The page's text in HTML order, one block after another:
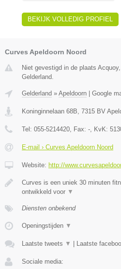
BEKIJK VOLLEDIG PROFIEL
Curves Apeldoorn Noord
Niet gevestigd in de plaats
Gelderland.
Gelderland » Apeldoorn Google
Koninginnelaan 68B, 7315 BV
Tel: 055-5214420, Fax: -, KvK:
E-mail › Curves Apeldoorn Noord
Website: http://
Curves is een uniek 30 minuten
ontwikkeld voor ▼
Diensten onbekend
Openingstijden ▼
Laatste tweets ▼ Laatste
Sociale media: